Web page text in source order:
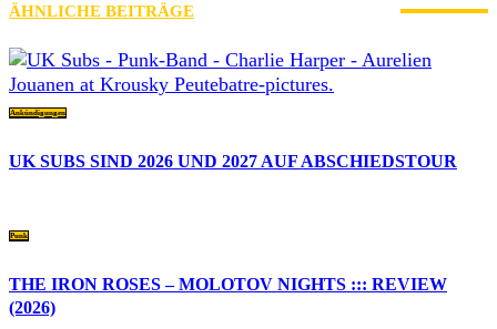
ÄHNLICHE BEITRÄGE
Ankündigungen
UK SUBS SIND 2026 UND 2027 AUF ABSCHIEDSTOUR
Punk
THE IRON ROSES – MOLOTOV NIGHTS ::: REVIEW
(2026)